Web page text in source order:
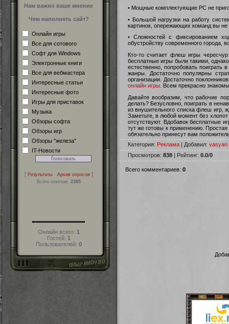
Нам важно ваше мнение
Чем наполнять сайт?
Онлайн игры
Все для сотового
Софт для Windows
Электронные книги
Все для вебмастера
Интересные статьи
Интересные фото
Игры для приставок
Музыка
Обзоры софта
Обзоры игр
Обзоры "железа"
IT-Новости
[ Результаты· Архив опросов]
Всего ответов: 2395
Онлайн всего: 1
Гостей: 1
Пользователей: 0
• Мощные комплектующие РС не
• Большой нагрузки на работу
картинок, опережающих команд вы не
• Сложностей с фиксированием
обустройству современного города,
Кто-то считает флеш игры
бесплатные игры были такими,
естественно, попробовать
жанры. Достаточно популярны
организации. Достаточно
онлайн игры . Всем прекрасно
Давайте вообразим, что рабочие
делать? Безусловно, поиграть в
из внушительного списка флеш игр,
Заметьте, в любой момент без
отсутствуют. Вдобавок бесплатные
тут же готовы к применению.
обязательно принесут вам
Категория: Реклама | Добавил: vasyan
Просмотров: 838 | Рейтинг: 0.0/0
Всего комментариев: 0